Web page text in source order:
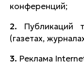
конференций;
2. Публикаций
(газетах,
3. Реклама